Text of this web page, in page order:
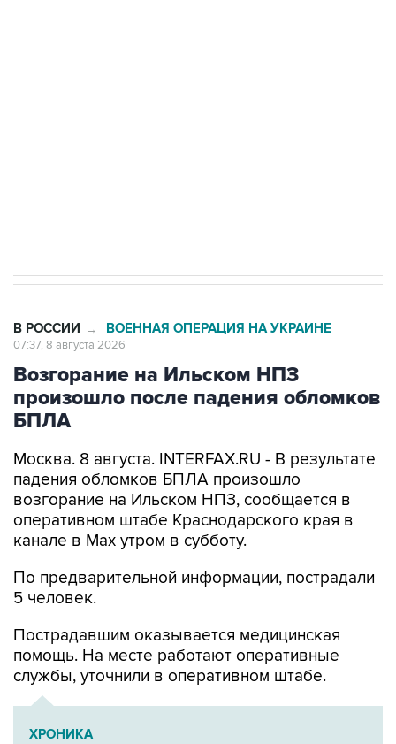
В РОССИИ → ВОЕННАЯ ОПЕРАЦИЯ НА УКРАИНЕ
07:37, 8 августа 2026
Возгорание на Ильском НПЗ
произошло после падения обломков
БПЛА
Москва. 8 августа. INTERFAX.RU - В результате
падения обломков БПЛА произошло
возгорание на Ильском НПЗ, сообщается в
оперативном штабе Краснодарского края в
канале в Max утром в субботу.
По предварительной информации, пострадали
5 человек.
Пострадавшим оказывается медицинская
помощь. На месте работают оперативные
службы, уточнили в оперативном штабе.
ХРОНИКА